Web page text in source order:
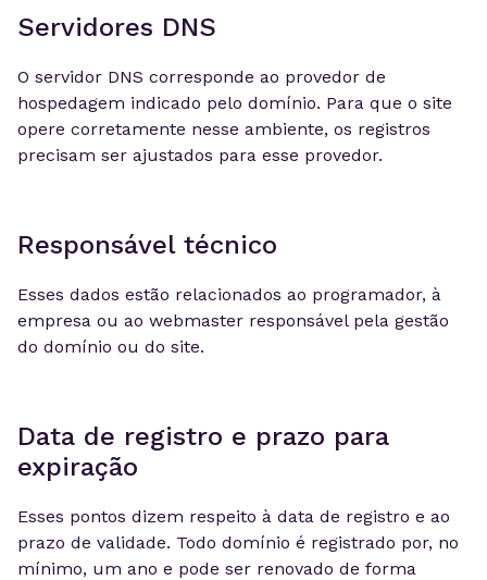
Servidores DNS
O servidor DNS corresponde ao provedor de
hospedagem indicado pelo domínio. Para que o site
opere corretamente nesse ambiente, os registros
precisam ser ajustados para esse provedor.
Responsável técnico
Esses dados estão relacionados ao programador, à
empresa ou ao webmaster responsável pela gestão
do domínio ou do site.
Data de registro e prazo para
expiração
Esses pontos dizem respeito à data de registro e ao
prazo de validade. Todo domínio é registrado por, no
mínimo, um ano e pode ser renovado de forma